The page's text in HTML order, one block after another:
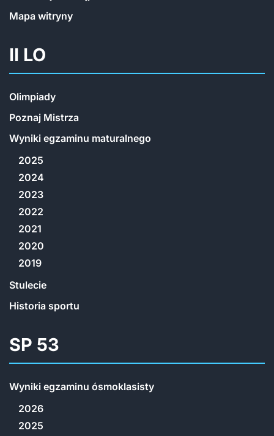
Mapa witryny
II LO
Olimpiady
Poznaj Mistrza
Wyniki egzaminu maturalnego
2025
2024
2023
2022
2021
2020
2019
Stulecie
Historia sportu
SP 53
Wyniki egzaminu ósmoklasisty
2026
2025